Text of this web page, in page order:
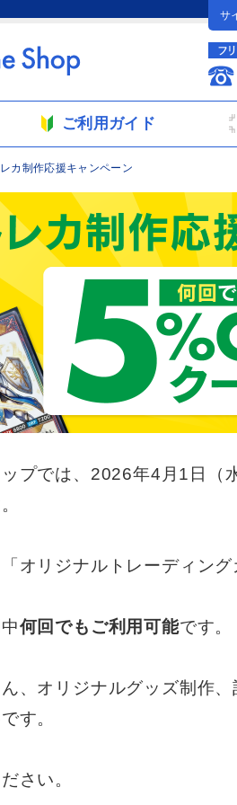
サ
ご利用ガイド
レカ制作応援キャンペーン
プでは、2026年4月1日（
オリジナルトレーディン
何回でもご利用可能です。
、オリジナルグッズ制作
す。
さい。